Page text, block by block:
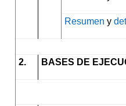
Resumen y
2. BASES DE